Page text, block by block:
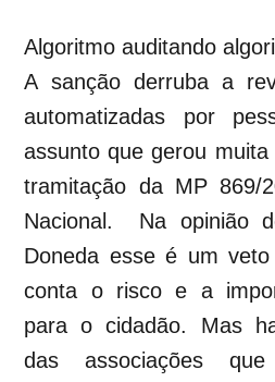
Algoritmo auditando
A sanção derruba a
automatizadas por
assunto que gerou
tramitação da MP 869/
Nacional. Na opinião
Doneda esse é um
conta o risco e a
para o cidadão. Mas
das associações